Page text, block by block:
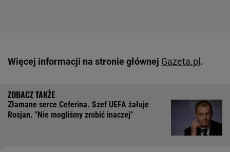
Więcej informacji na stronie głównej Gazeta.pl .
Złamane serce Ceferina. Szef UEFA żałuje
Rosjan. "Nie mogliśmy zrobić inaczej"